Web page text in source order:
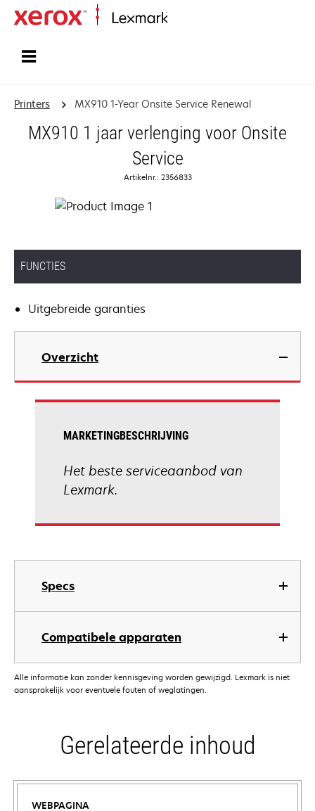
Printers MX910 1-Year Onsite Service Renewal
MX910 1 jaar verlenging voor Onsite
Service
Artikelnr.: 2356833
FUNCTIES
Uitgebreide garanties
Overzicht
Specs
Compatibele apparaten
MARKETINGBESCHRIJVING
Het beste serviceaanbod van
Lexmark.
Alle informatie kan zonder kennisgeving worden gewijzigd. Lexmark is niet
aansprakelijk voor eventuele fouten of weglatingen.
Gerelateerde inhoud
WEBPAGINA